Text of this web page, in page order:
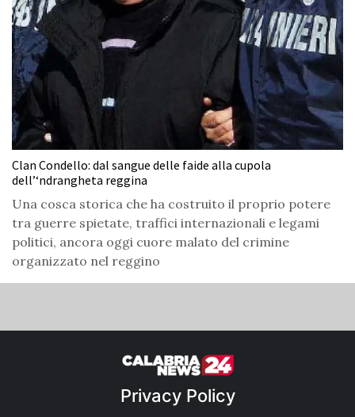
Clan Condello: dal sangue delle faide alla cupola
dell’‘ndrangheta reggina
Una cosca storica che ha costruito il proprio potere
tra guerre spietate, traffici internazionali e legami
politici, ancora oggi cuore malato del crimine
organizzato nel reggino
Privacy Policy